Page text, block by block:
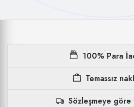
100% Para
Temassız
Sözleşmeye göre